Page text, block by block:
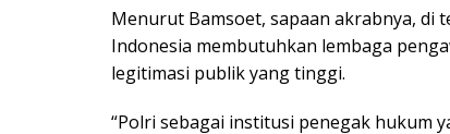
Menurut Bamsoet, sapaan akrabnya, di
Indonesia membutuhkan lembaga
legitimasi publik yang tinggi.
“Polri sebagai institusi penegak hukum